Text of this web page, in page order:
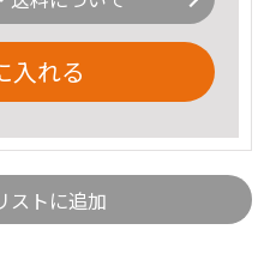
入れる
ストに追加